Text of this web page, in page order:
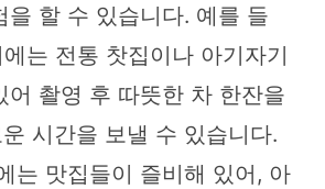
을 할 수 있습니다. 예를 들
는 전통 찻집이나 아기자기
어 촬영 후 따뜻한 차 한잔을
시간을 보낼 수 있습니다.
는 맛집들이 즐비해 있어, 아